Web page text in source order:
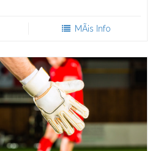
MÃ¡s Info